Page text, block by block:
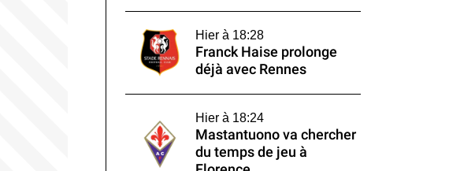
Hier à 18:28
Franck Haise prolonge
déjà avec Rennes
Hier à 18:24
Mastantuono va chercher
du temps de jeu à